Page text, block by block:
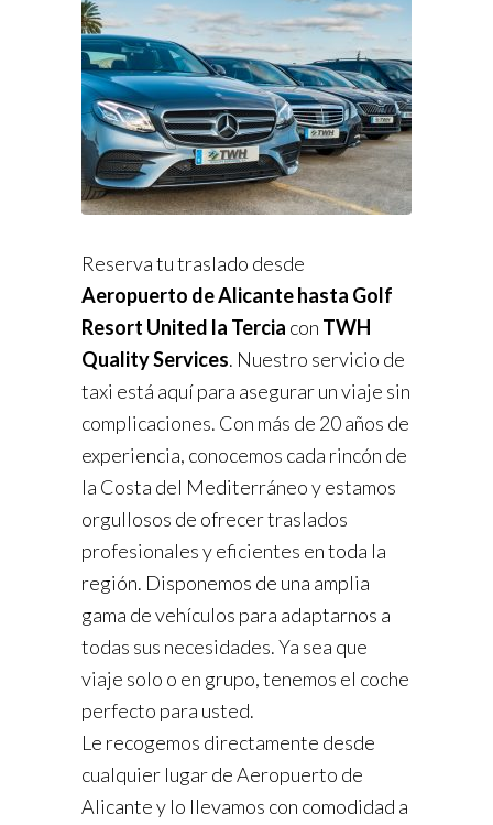
Reserva tu traslado desde
Aeropuerto de Alicante hasta Golf
Resort United la Tercia con TWH
Quality Services. Nuestro servicio de
taxi está aquí para asegurar un viaje sin
complicaciones. Con más de 20 años de
experiencia, conocemos cada rincón de
la Costa del Mediterráneo y estamos
orgullosos de ofrecer traslados
profesionales y eficientes en toda la
región. Disponemos de una amplia
gama de vehículos para adaptarnos a
todas sus necesidades. Ya sea que
viaje solo o en grupo, tenemos el coche
perfecto para usted.
Le recogemos directamente desde
cualquier lugar de Aeropuerto de
Alicante y lo llevamos con comodidad a